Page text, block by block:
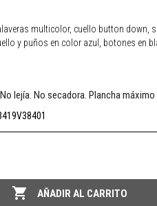
multicolor, cuello button down,
y puños en color azul, botones en
lejía. No secadora. Plancha máximo
 AÑADIR AL CARRITO